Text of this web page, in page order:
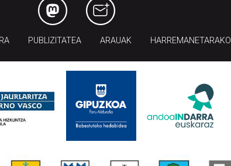
PUBLIZITATEA ARAUAK HARREMANETARAKO